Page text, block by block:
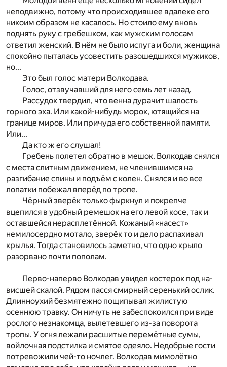
неподвижно, потому что происходившее вдалеке его
никоим образом не касалось. Но стоило ему вновь
поднять ру­ку с гребешком, как мужским голосам
ответил женский. В нём не было испуга и боли, женщина
спокойно пыталась усовестить разошедшихся мужиков,
но...
Это был голос матери Волкодава.
Голос, отзвучавший для него семь лет назад.
Рассудок твердил, что венна дурачит шалость
горного эха. Или какой-нибудь морок, ютящийся на
границе миров. Или причуда его собственной памяти.
Или...
Да кто ж его слушал!
Гребень полетел обратно в мешок. Волкодав снялся
с места слитным движением, не членившимся на
разгибание спины и подъём с колен. Снялся и во все
лопатки побежал вперёд по тропе.
Чёрный зверёк только фыркнул и покрепче
вцепился в удобный ремешок на его левой косе, так и
оставшейся нерасплетённой. Кожаный «насест»
немилосердно мота­ло, зверёк то и дело распахивал
крылья. Тогда становилось заметно, что одно крыло
разорвано почти пополам.
Перво-наперво Волкодав увидел костерок под на­
висшей скалой. Рядом пасся смирный серенький ослик.
Длин­ноухий безмятежно пощипывал жилистую
осеннюютравку. Он ничуть не забеспокоился при виде
рослого незнакомца, вылетевшего из-за поворота
тропы. У огнялежали расшитые перемётные сумы,
войлочная подстил­ка и смятое одеяло. Недобрые гости
потревожили чей-то ночлег. Волкодав мимолётно